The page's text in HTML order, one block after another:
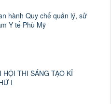
hành Quy chế quản lý, sử
Y tế Phù Mỹ
THI SÁNG TẠO KĨ
I